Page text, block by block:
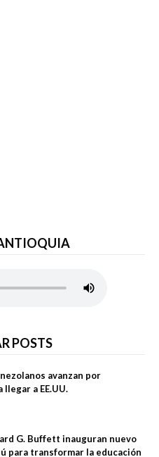
POSTS
avanzan por
a EE.UU.
G. Buffett inauguran nuevo
para transformar la educación